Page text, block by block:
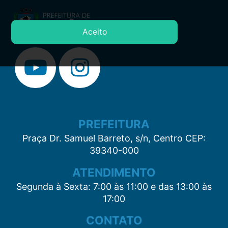
PREFEITURA
Praça Dr. Samuel Barreto, s/n, Centro CEP:
39340-000
ATENDIMENTO
Segunda à Sexta: 7:00 às 11:00 e das 13:00 às
17:00
CONTATO
Aceito